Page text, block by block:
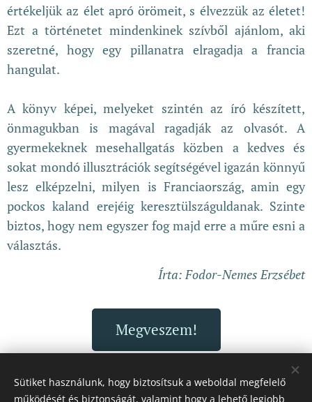
értékeljük az élet apró örömeit, s élvezzük az életet!
Ezt a történetet mindenkinek szívből ajánlom, aki
szeretné, hogy egy pillanatra elragadja a francia
hangulat.
A könyv képei, melyeket szintén az író készített,
önmagukban is magával ragadják az olvasót. A
gyermekeknek mesehallgatás közben a kedves és
sokat mondó illusztrációk segítségével igazán könnyű
lesz elképzelni, milyen is Franciaország, amin egy
pockos kaland erejéig keresztülszáguldanak. Szinte
biztos, hogy nem egyszer fog majd erre a műre esni a
választás.
Írta: Fodor-Nemes Erzsébet
Megveszem!
Sütiket használunk, hogy biztosítsuk a weboldal megfelelő
működését és biztonságát, valamint hogy a lehető legjobb